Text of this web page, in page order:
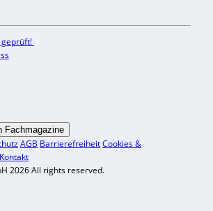
geprüft!
Fachmagazine
AGB BarrierefreiheitCookies &
Kontakt
2026 All rights reserved.